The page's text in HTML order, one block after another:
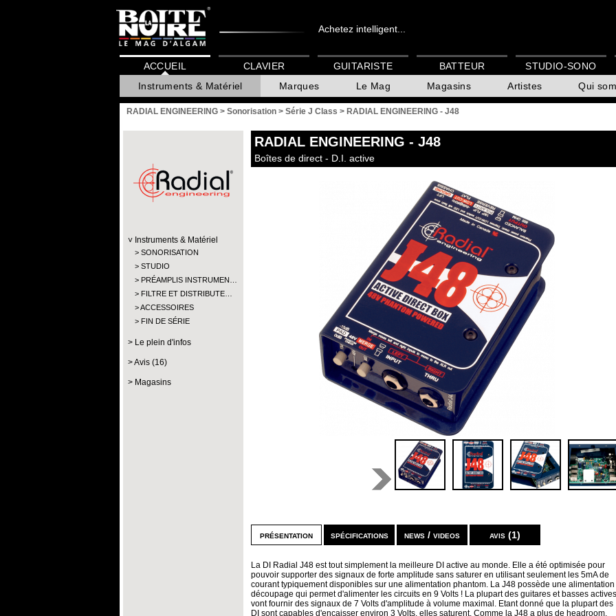
Achetez intelligent...
ACCUEIL
Instruments & Matériel
Marques Le Mag Magasins Artistes Qui
CLAVIER GUITARISTE BATTEUR STUDIO-SONO
RADIAL ENGINEERING > Sonorisation > Série J Class > RADIAL ENGINEERING - J48
Instruments & Matériel
SONORISATION
STUDIO
PRÉAMPLIS INSTRUMEN…
FILTRE ET DISTRIBUTE…
ACCESSOIRES
FIN DE SÉRIE
Le plein d'infos
Avis (16)
Magasins
RADIAL ENGINEERING - J48
Boîtes de direct - D.I. active
présentation
La DI Radial J48 est tout simplement la meilleure DI active au monde. Elle a été optimisée pour
pouvoir supporter des signaux de forte amplitude sans saturer en utilisant seulement les 5mA de
courant typiquement disponibles sur une alimentation phantom. La J48 possède une alimentation
découpage qui permet d'alimenter les circuits en 9 Volts ! La plupart des guitares et basses actives
vont fournir des signaux de 7 Volts d'amplitude à volume maximal. Etant donné que la plupart des
DI sont capables d'encaisser environ 3 Volts, elles saturent. Comme la J48 a plus de headroom,
spécifications news / videos avis (1)